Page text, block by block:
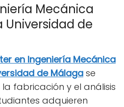
Mecánica
Universidad de
en Ingeniería Mecánica
de Málagase
fabricación y el análisis
adquieren